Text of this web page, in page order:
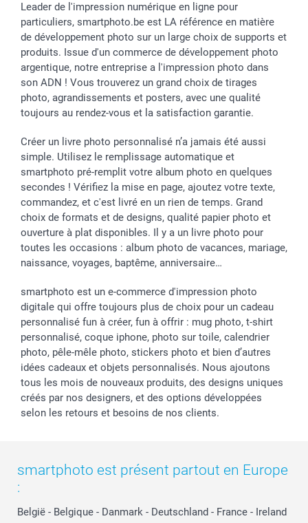
Leader de l'impression numérique en ligne pour
particuliers, smartphoto.be est LA référence en matière
de développement photo sur un large choix de supports et
produits. Issue d'un commerce de développement photo
argentique, notre entreprise a l'impression photo dans
son ADN ! Vous trouverez un grand choix de tirages
photo, agrandissements et posters, avec une qualité
toujours au rendez-vous et la satisfaction garantie.
Créer un livre photo personnalisé n’a jamais été aussi
simple. Utilisez le remplissage automatique et
smartphoto pré-remplit votre album photo en quelques
secondes ! Vérifiez la mise en page, ajoutez votre texte,
commandez, et c'est livré en un rien de temps. Grand
choix de formats et de designs, qualité papier photo et
ouverture à plat disponibles. Il y a un livre photo pour
toutes les occasions : album photo de vacances, mariage,
naissance, voyages, baptême, anniversaire…
smartphoto est un e-commerce d'impression photo
digitale qui offre toujours plus de choix pour un cadeau
personnalisé fun à créer, fun à offrir : mug photo, t-shirt
personnalisé, coque iphone, photo sur toile, calendrier
photo, pêle-mêle photo, stickers photo et bien d’autres
idées cadeaux et objets personnalisés. Nous ajoutons
tous les mois de nouveaux produits, des designs uniques
créés par nos designers, et des options développées
selon les retours et besoins de nos clients.
smartphoto est présent partout en Europe
:
België - Belgique - Danmark - Deutschland - France - Ireland